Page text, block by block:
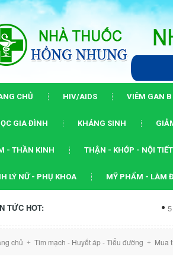
CHỦ HIV/AIDS VIÊM GAN B
GIA ĐÌNH KHÁNG SINH
- THẦN KINH THẬN - KHỚP - NỘI TIẾT
LÝ NỮ - PHỤ KHOA MỸ PHẨM - LÀM
TỨC HOT: 5 dấu ấn
chủ + Tim mạch - Huyết áp - Tiểu đường + Mua